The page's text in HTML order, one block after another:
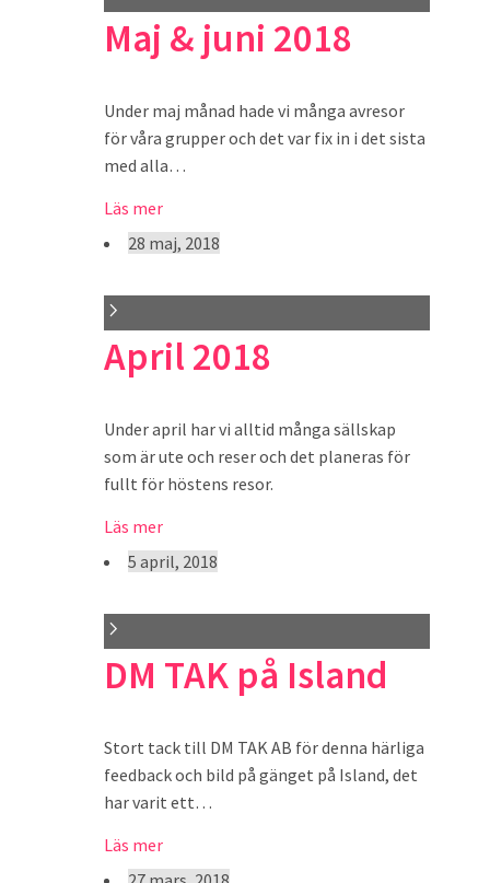
Maj & juni 2018
Under maj månad hade vi många avresor
för våra grupper och det var fix in i det sista
med alla…
Läs mer
28 maj, 2018
April 2018
Under april har vi alltid många sällskap
som är ute och reser och det planeras för
fullt för höstens resor.
Läs mer
5 april, 2018
DM TAK på Island
Stort tack till DM TAK AB för denna härliga
feedback och bild på gänget på Island, det
har varit ett…
Läs mer